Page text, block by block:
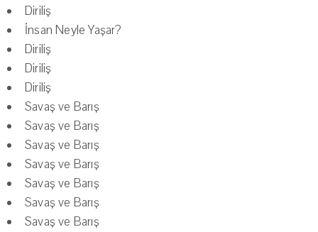
Diriliş
İnsan Neyle Yaşar?
Diriliş
Diriliş
Diriliş
Savaş ve Barış
Savaş ve Barış
Savaş ve Barış
Savaş ve Barış
Savaş ve Barış
Savaş ve Barış
Savaş ve Barış